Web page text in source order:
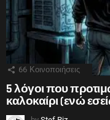
66 Κοινοποιήσεις
5 λόγοι που
καλοκαίρι (ενώ